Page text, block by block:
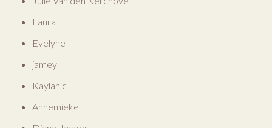
Laura
Evelyne
jamey
Kaylanic
Annemieke